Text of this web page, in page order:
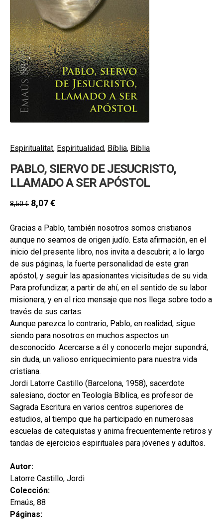
MI CUENTA
BUSCAR
CAT
ESP
Espiritualitat, Espiritualidad, Bíblia, Biblia
PABLO, SIERVO DE JESUCRISTO,
LLAMADO A SER APÓSTOL
8,50€ 8,07€
Gracias a Pablo, también nosotros somos cristianos
aunque no seamos de origen judío. Esta afirmación, en el
inicio del presente libro, nos invita a descubrir, a lo largo
de sus páginas, la fuerte personalidad de este gran
apóstol, y seguir las apasionantes vicisitudes de su vida.
Para profundizar, a partir de ahí, en el sentido de su labor
misionera, y en el rico mensaje que nos llega sobre todo a
través de sus cartas.
Aunque parezca lo contrario, Pablo, en realidad, sigue
siendo para nosotros en muchos aspectos un
desconocido. Acercarse a él y conocerlo mejor supondrá,
sin duda, un valioso enriquecimiento para nuestra vida
cristiana.
Jordi Latorre Castillo (Barcelona, 1958), sacerdote
salesiano, doctor en Teología Bíblica, es profesor de
Sagrada Escritura en varios centros superiores de
estudios, al tiempo que ha participado en numerosas
escuelas de catequistas y anima frecuentemente retiros y
tandas de ejercicios espirituales para jóvenes y adultos.
Autor:
Latorre Castillo, Jordi
Colección:
Emaús, 88
Páginas: